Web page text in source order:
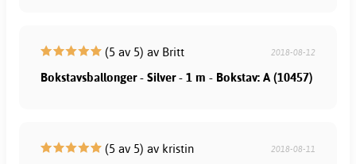
(5 av 5) av Britt 2018-08-12
Bokstavsballonger - Silver - 1 m - Bokstav: A (10457)
(5 av 5) av kristin 2018-08-11